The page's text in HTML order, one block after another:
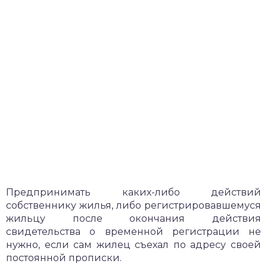
Предпринимать каких-либо действий
собственнику жилья, либо регистрировавшемуся
жильцу после окончания действия
свидетельства о временной регистрации не
нужно, если сам жилец съехал по адресу своей
постоянной прописки.